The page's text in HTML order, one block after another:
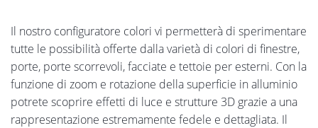
Il nostro configuratore colori vi permetterà di sperimentare
tutte le possibilità offerte dalla varietà di colori di finestre,
porte, porte scorrevoli, facciate e tettoie per esterni. Con la
funzione di zoom e rotazione della superficie in alluminio
potrete scoprire effetti di luce e strutture 3D grazie a una
rappresentazione estremamente fedele e dettagliata. Il